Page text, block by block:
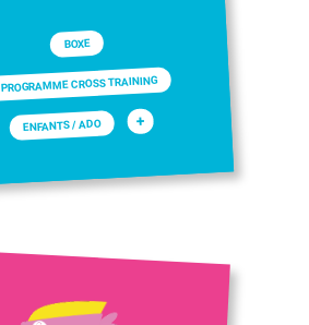
BOXE
PROGRAMME CROSS TRAINING
ENFANTS / ADO +